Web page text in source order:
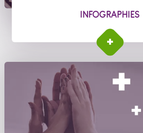
INFOGRAPHIES